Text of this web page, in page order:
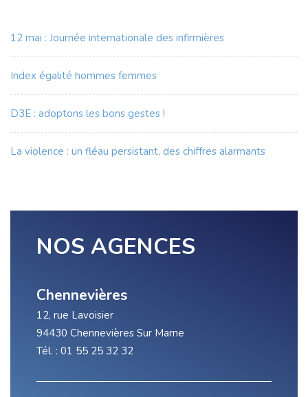
12 mai : Journée internationale des infirmières
Index égalité hommes femmes
D3E : adoptons les bons gestes !
La violence : un fléau persistant, des chiffres alarmants
NOS AGENCES
Chennevières
12, rue Lavoisier
94430 Chennevières Sur Marne
Tél. : 01 55 25 32 32